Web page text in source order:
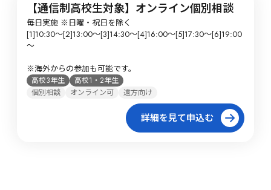
【通信制高校生対象】オンライン個別相談
毎日実施 ※日曜・祝日を除く
[1]10:30～[2]13:00～[3]14:30～[4]16:00～[5]17:30～[6]19:00
～
※海外からの参加も可能です。
高校3年生
高校1・2年生
個別相談
オンライン可 遠方向け
詳細を見て申込む